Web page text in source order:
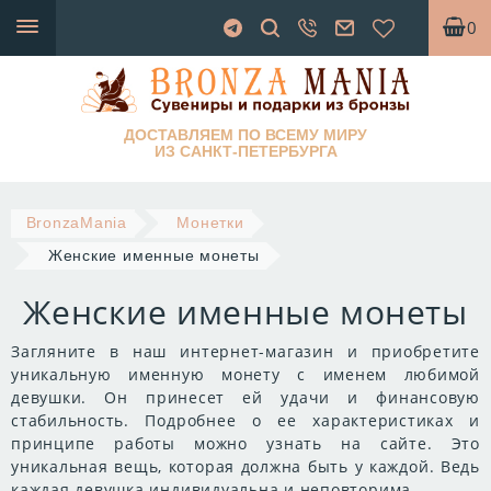
0
ДОСТАВЛЯЕМ ПО ВСЕМУ МИРУ
ИЗ САНКТ-ПЕТЕРБУРГА
BronzaMania
Монетки
Женские именные монеты
Женские именные монеты
Загляните в наш интернет-магазин и приобретите
уникальную именную монету с именем любимой
девушки. Он принесет ей удачи и финансовую
стабильность. Подробнее о ее характеристиках и
принципе работы можно узнать на сайте. Это
уникальная вещь, которая должна быть у каждой. Ведь